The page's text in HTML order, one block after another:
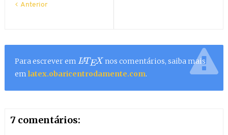
Anterior
Para escrever em LATEX nos comentários, saiba mais
em latex.obaricentrodamente.com.
7 comentários: